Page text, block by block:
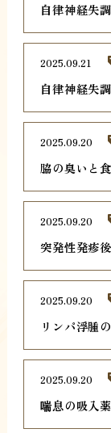
自律神経失
自律神経失
2025.09.21
脇の臭いと
2025.09.20
突発性発疹
2025.09.20
リンパ浮腫
2025.09.20
喘息の吸入
2025.09.20